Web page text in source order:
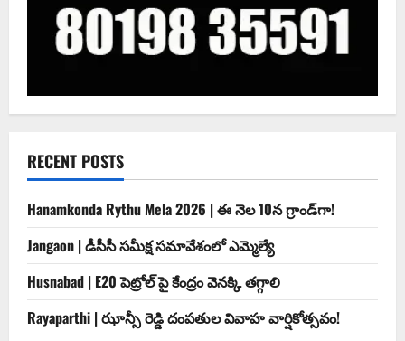
RECENT POSTS
Hanamkonda Rythu Mela 2026 | ఈ నెల 10న గ్రాండ్‌గా!
Jangaon | డీసీసీ సమీక్ష సమావేశంలో ఎమ్మెల్యే
Husnabad | E20 పెట్రోల్ పై కేంద్రం వెనక్కి తగ్గాలి
Rayaparthi | ఝాన్సీ రెడ్డి దంపతుల వివాహ వార్షికోత్సవం!